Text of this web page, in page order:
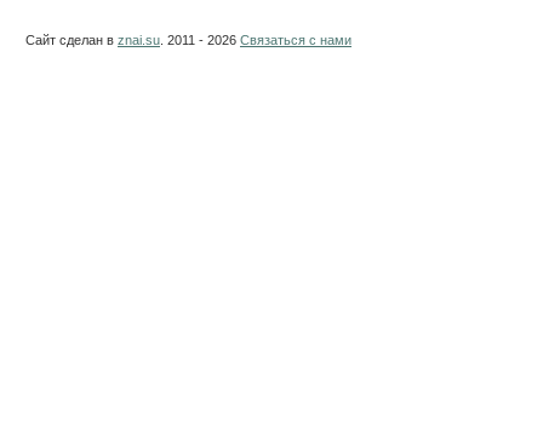
Сайт сделан в znai.su . 2011 - 2026 Связаться с нами